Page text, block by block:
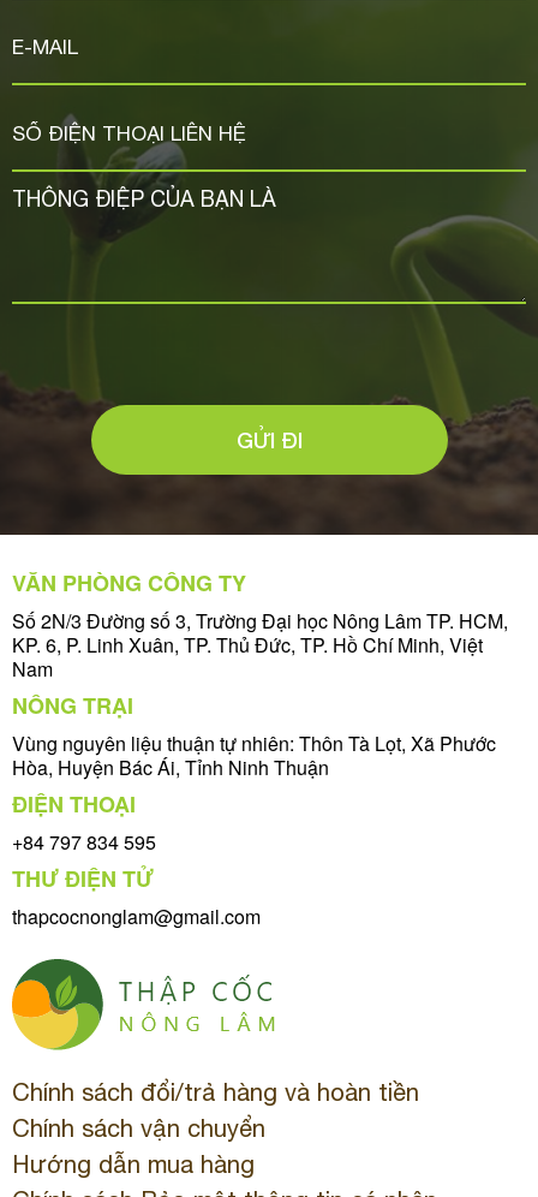
GỬI ĐI
VĂN PHÒNG CÔNG TY
Số 2N/3 Đường số 3, Trường Đại học Nông Lâm TP. HCM,
KP. 6, P. Linh Xuân, TP. Thủ Đức, TP. Hồ Chí Minh, Việt
Nam
NÔNG TRẠI
Vùng nguyên liệu thuận tự nhiên: Thôn Tà Lọt, Xã Phước
Hòa, Huyện Bác Ái, Tỉnh Ninh Thuận
ĐIỆN THOẠI
+84 797 834 595
THƯ ĐIỆN TỬ
thapcocnonglam@gmail.com
Chính sách đổi/trả hàng và hoàn tiền
Chính sách vận chuyển
Hướng dẫn mua hàng